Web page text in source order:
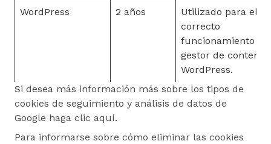
WordPress 2 años
Utilizado para el
correcto
funcionamiento
gestor de
WordPress.
Si desea más información más sobre los tipos de
cookies de seguimiento y análisis de datos de
Google haga clic aquí.
Para informarse sobre cómo eliminar las cookies